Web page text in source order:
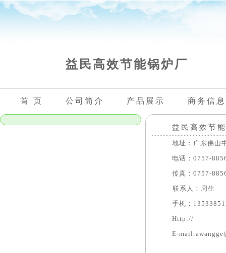
益民高效节能锅炉厂
首 页 公司简介 产品展示 商务信息
益民高效节
地址：广东佛山中
电话：0757-
传真：0757-
联系人：周生
手机：
Http://
E-